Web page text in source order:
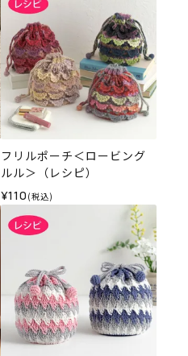
フリルポーチ＜ロービング
ルル＞（レシピ）
¥110 (税込)